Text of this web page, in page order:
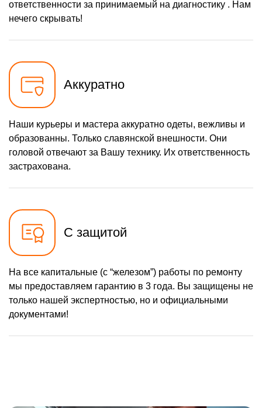
ответственности за принимаемый на диагностику . Нам
нечего скрывать!
Аккуратно
Наши курьеры и мастера аккуратно одеты, вежливы и
образованны. Только славянской внешности. Они
головой отвечают за Вашу технику. Их ответственность
застрахована.
С защитой
На все капитальные (с “железом”) работы по ремонту
мы предоставляем гарантию в 3 года. Вы защищены не
только нашей экспертностью, но и официальными
документами!